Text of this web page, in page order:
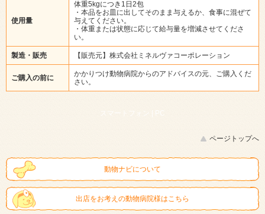
使用量
体重5kgにつき1日2包
・本品をお皿に出してそのまま与えるか、食事に混ぜて
与えてください。
・体重または状態に応じて給与量を増減させてくださ
い。
製造・販売 【販売元】株式会社ミネルヴァコーポレーション
ご購入の前に
かかりつけ動物病院からのアドバイスの元、ご購入くだ
さい。
スマートフォン | PC
ページトップへ
動物ナビについて
出店をお考えの動物病院様はこちら